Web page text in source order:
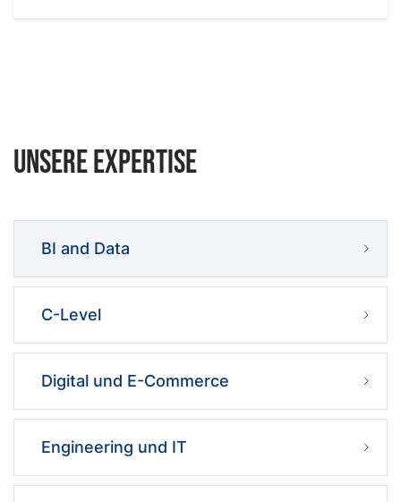
Unsere Expertise
BI and Data
C-Level
Digital und E-Commerce
Engineering und IT